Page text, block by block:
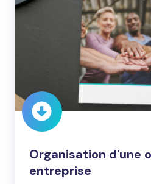
en
Organisation d'une
entreprise